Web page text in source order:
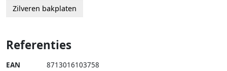
Zilveren bakplaten
Referenties
EAN 8713016103758